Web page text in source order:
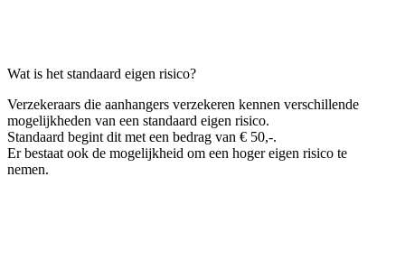
Wat is het standaard eigen risico?
Verzekeraars die aanhangers verzekeren kennen verschillende
mogelijkheden van een standaard eigen risico.
Standaard begint dit met een bedrag van € 50,-.
Er bestaat ook de mogelijkheid om een hoger eigen risico te
nemen.